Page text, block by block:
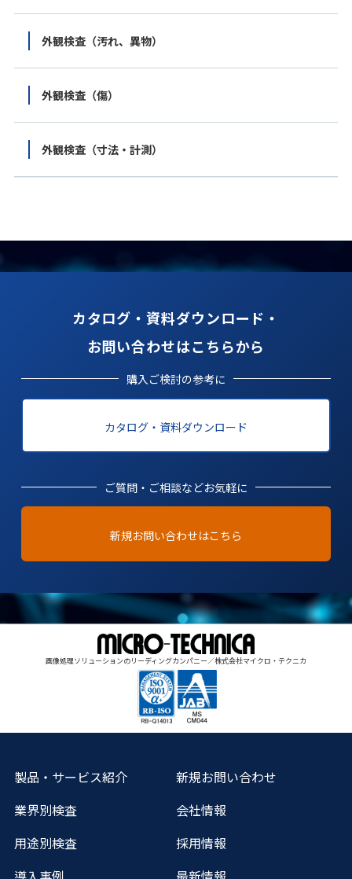
外観検査（汚れ、異物）
外観検査（傷）
外観検査（寸法・計測）
カタログ・資料ダウンロード・
お問い合わせはこちらから
購入ご検討の参考に
カタログ・資料ダウンロード
ご質問・ご相談などお気軽に
新規お問い合わせはこちら
画像処理ソリューションのリーディングカンパニー／株式会社マイクロ・テクニカ
製品・サービス紹介
業界別検査
用途別検査
新規お問い合わせ
会社情報
採用情報